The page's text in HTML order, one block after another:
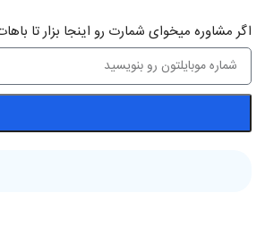
اگر‌ مشاوره میخوای شمارت رو اینجا بزار تا